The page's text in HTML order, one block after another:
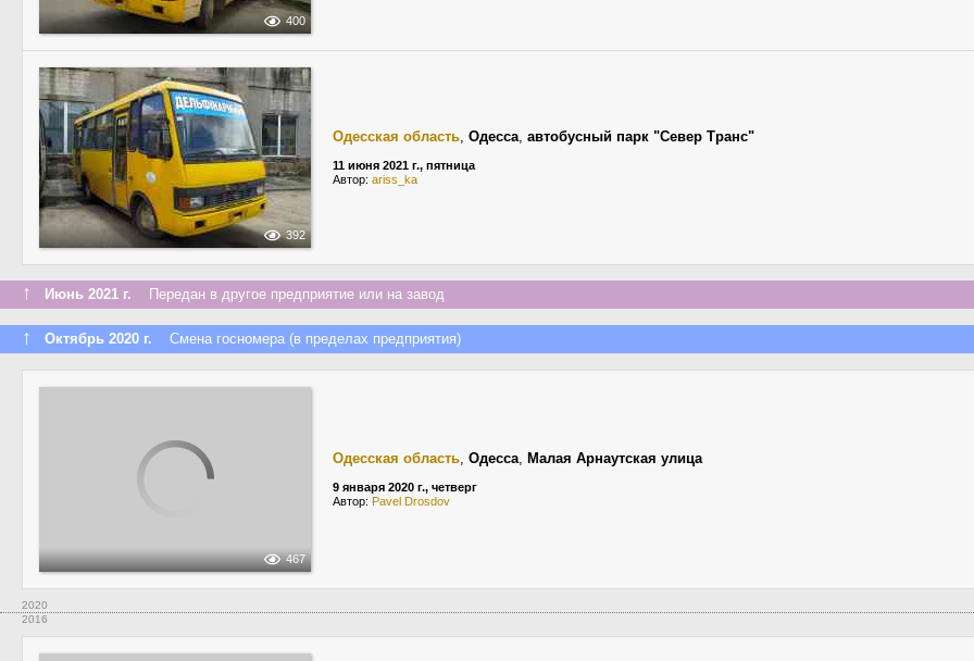
400
392
Одесская область, Одесса, автобусный парк "Север Транс"
11 июня 2021 г., пятница
Автор: ariss_ka
↑ Июнь 2021 г. Передан в другое предприятие или на завод
↑ Октябрь 2020 г. Смена госномера (в пределах предприятия)
467
Одесская область, Одесса, Малая Арнаутская улица
9 января 2020 г., четверг
Автор: Pavel Drosdov
2020
2016